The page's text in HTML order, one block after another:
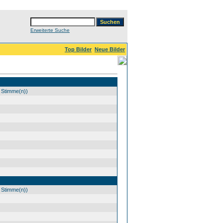
Erweiterte Suche
Top Bilder Neue Bilder